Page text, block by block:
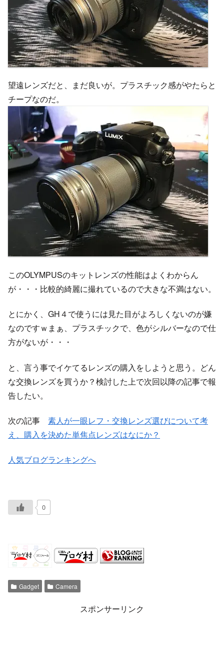
望遠レンズだと、まだ良いが。プラスチック感がやたらと
チープなのだ。
このOLYMPUSのキットレンズの性能はよくわからん
が・・・比較的綺麗に撮れているので大きな不満はない。
とにかく、GH４で使うには見た目がよろしくないのが嫌
なのですｗまぁ、プラスチックで、色がシルバーなので仕
方がないが・・・
と、言う事でイケてるレンズの購入をしようと思う。どん
な交換レンズを買うか？検討した上で次回以降の記事で報
告したい。
次の記事 素人が一眼レフ・交換レンズ選びについて考
え、購入を決めた単焦点レンズはなにか？
人気ブログランキングへ
0
Gadget Camera
スポンサーリンク